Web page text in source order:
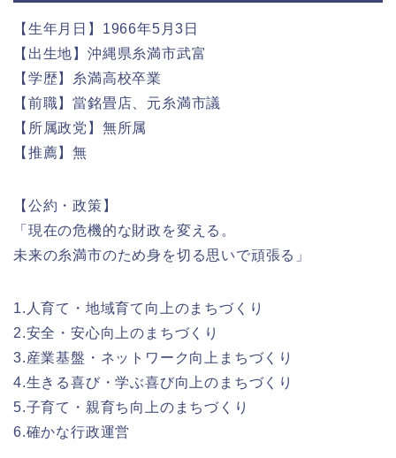
【生年月日】1966年5月3日
【出生地】沖縄県糸満市武富
【学歴】糸満高校卒業
【前職】當銘畳店、元糸満市議
【所属政党】無所属
【推薦】無
【公約・政策】
「現在の危機的な財政を変える。
未来の糸満市のため身を切る思いで頑張る」
1.人育て・地域育て向上のまちづくり
2.安全・安心向上のまちづくり
3.産業基盤・ネットワーク向上まちづくり
4.生きる喜び・学ぶ喜び向上のまちづくり
5.子育て・親育ち向上のまちづくり
6.確かな行政運営